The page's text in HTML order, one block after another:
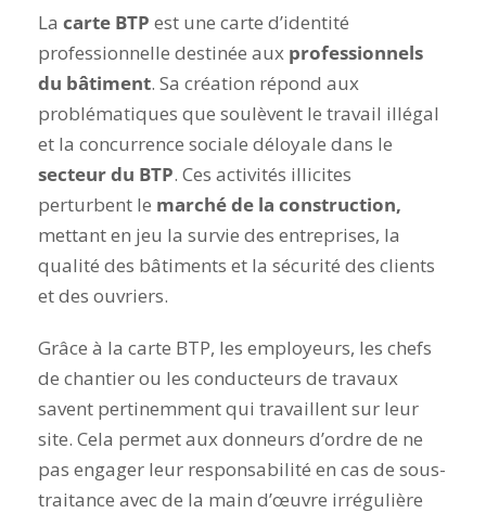
La carte BTP est une carte d’identité
professionnelle destinée aux professionnels
du bâtiment. Sa création répond aux
problématiques que soulèvent le travail illégal
et la concurrence sociale déloyale dans le
secteur du BTP. Ces activités illicites
perturbent le marché de la construction,
mettant en jeu la survie des entreprises, la
qualité des bâtiments et la sécurité des clients
et des ouvriers.
Grâce à la carte BTP, les employeurs, les chefs
de chantier ou les conducteurs de travaux
savent pertinemment qui travaillent sur leur
site. Cela permet aux donneurs d’ordre de ne
pas engager leur responsabilité en cas de sous-
traitance avec de la main d’œuvre irrégulière